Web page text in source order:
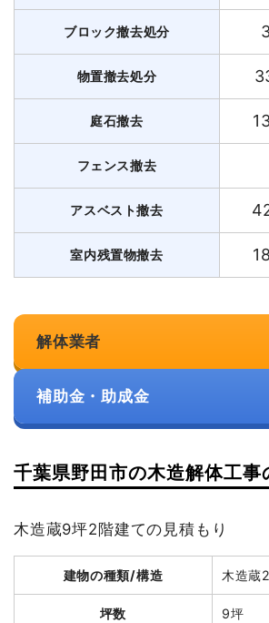
ブロック撤去処分
物置撤去処分
庭石撤去
フェンス撤去
アスベスト撤去
室内残置物撤去
解体業者
補助金・助成金
千葉県野田市の木造解体工事
木造蔵9坪2階建ての見積もり
建物の種類/構造 木造蔵
坪数 9坪